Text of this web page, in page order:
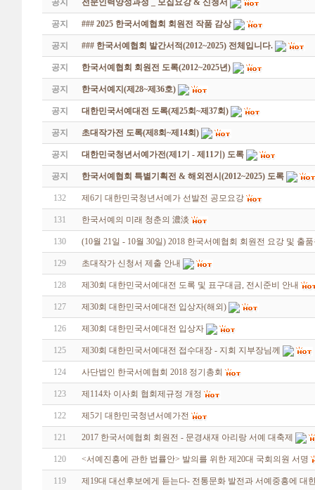
공지 전문인력양성과정 _ 모집요강 & 신청서
공지 ### 2025 한국서예협회 회원전 작품 감상
공지 ### 한국서예협회 발간서적(2012~2025) 전체입니다.
공지 한국서예협회 회원전 도록(2012~2025년)
공지 한국서예지(제28~제36호)
공지 대한민국서예대전 도록(제25회~제37회)
공지 초대작가전 도록(제8회~제14회)
공지 대한민국청년서예가전(제1기 - 제11기) 도록
공지 한국서예협회 특별기획전 & 해외전시(2012~2025) 도록
132 제6기 대한민국청년서예가 선발전 공모요강
131 한국서예의 미래 청춘의 濃淡
130 (10월 21일 - 10월 30일) 2018 한국서예협회 회원전 요강 및 출
129 초대작가 신청서 제출 안내
128 제30회 대한민국서예대전 도록 및 표구대금, 전시준비 안내
127 제30회 대한민국서예대전 입상자(해외)
126 제30회 대한민국서예대전 입상자
125 제30회 대한민국서예대전 접수대장 - 지회 지부장님께
124 사단법인 한국서예협회 2018 정기총회
123 제114차 이사회 협회제규정 개정
122 제5기 대한민국청년서예가전
121 2017 한국서예협회 회원전 - 문경새재 아리랑 서예 대축제
120 <서예진흥에 관한 법률안> 발의를 위한 제20대 국회의원 서명
119 제19대 대선후보에게 듣는다- 전통문화 발전과 서예중흥에 대